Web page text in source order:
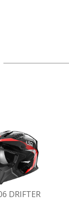
DRIFTER